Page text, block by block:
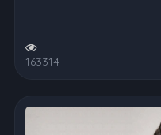
163314